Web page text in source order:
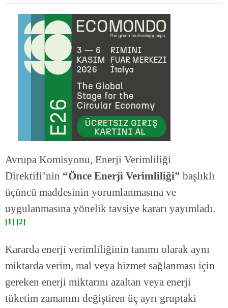
Avrupa Komisyonu, Enerji Verimliliği
Direktifi’nin “Önce Enerji Verimliliği” başlıklı
üçüncü maddesinin yorumlanmasına ve
uygulanmasına yönelik tavsiye kararı yayımladı.
[1] [2]
Kararda enerji verimliliğinin tanımı olarak aynı
miktarda verim, mal veya hizmet sağlanması için
gereken enerji miktarını azaltan veya enerji
tüketim zamanını değiştiren üç ayrı gruptaki